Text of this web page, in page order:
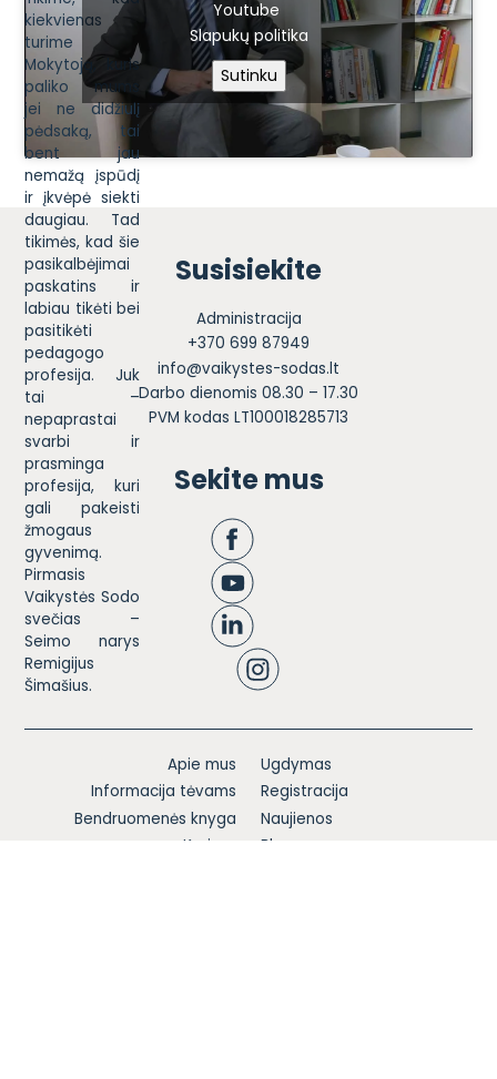
kiekvienas
turime
Mokytoją, kuris
paliko mums
jei ne didžiulį
pėdsaką, tai
bent jau
nemažą įspūdį
ir įkvėpė siekti
daugiau. Tad
tikimės, kad šie
pasikalbėjimai
paskatins ir
labiau tikėti bei
pasitikėti
pedagogo
profesija. Juk
tai –
nepaprastai
svarbi ir
prasminga
profesija, kuri
gali pakeisti
žmogaus
gyvenimą.
Pirmasis
Vaikystės Sodo
svečias –
Seimo narys
Remigijus
Šimašius.
Youtube
Slapukų politika
Sutinku
Apie mus
Ugdymas
Informacija tėvams
Registracija
Bendruomenės knyga
Naujienos
Karjera
Blogas
Susisiekite
Administracija
+370 699 87949
info@vaikystes-sodas.lt
Darbo dienomis 08.30 – 17.30
PVM kodas LT100018285713
Sekite mus